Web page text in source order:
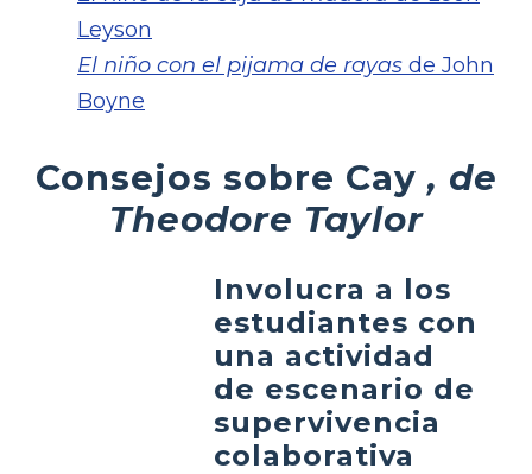
Leyson
El niño con el pijama de rayas de John
Boyne
Consejos sobre Cay , de
Theodore Taylor
Involucra a los
estudiantes con
una actividad
de escenario de
supervivencia
colaborativa